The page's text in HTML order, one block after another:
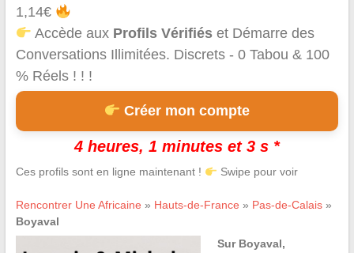
1,14€
Accède aux Profils Vérifiés et Démarre des
Conversations Illimitées. Discrets - 0 Tabou & 100
% Réels ! ! !
Créer mon compte
4 heures, 1 minutes et 3 s *
Ces profils sont en ligne maintenant ! Swipe pour voir
Rencontrer Une Africaine » Hauts-de-France » Pas-de-Calais»
Boyaval
Sur Boyaval,